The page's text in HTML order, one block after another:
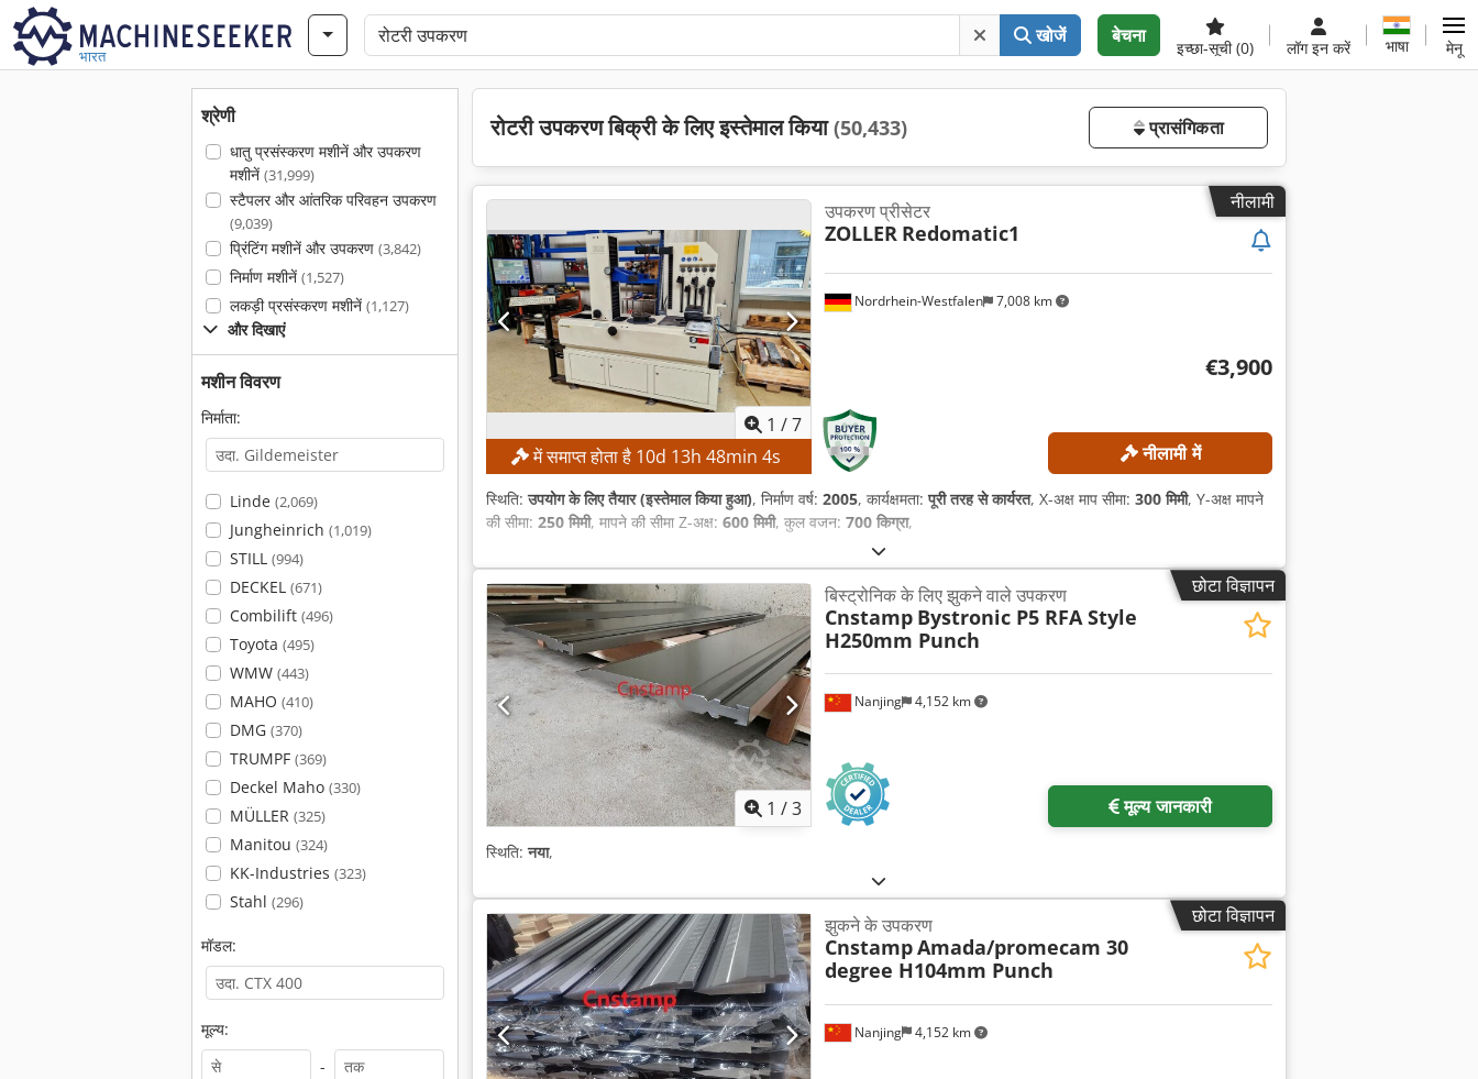
भारत
खोजें बेचना
इच्छा-सूची(0) लॉग इन करें भाषा मेनू
श्रेणी
धातु प्रसंस्करण मशीनें और उपकरण
मशीनें (31,999)
स्टैपलर और आंतरिक परिवहन उपकरण
(9,039)
प्रिंटिंग मशीनें और उपकरण (3,842)
निर्माण मशीनें (1,527)
लकड़ी प्रसंस्करण मशीनें (1,127)
और दिखाएं
मशीन विवरण
निर्माता:
Linde (2,069)
Jungheinrich (1,019)
STILL (994)
DECKEL (671)
Combilift (496)
Toyota (495)
WMW (443)
MAHO (410)
DMG (370)
TRUMPF (369)
Deckel Maho (330)
MÜLLER (325)
Manitou (324)
KK-Industries (323)
Stahl (296)
मॉडल:
मूल्य:
-
रोटरी उपकरण बिक्री के लिए इस्तेमाल किया(50,433) प्रासंगिकता
नीलामी
1 /7
में समाप्त होता है 10d 13h48min3s
Nordrhein-Westfalen 7,008 km
उपकरण प्रीसेटर
ZOLLER Redomatic1
€3,900
नीलामी में
स्थिति:उपयोग के लिए तैयार (इस्तेमाल किया हुआ), निर्माण वर्ष: 2005, कार्यक्षमता:पूरी तरह से कार्यरत, X-अक्ष माप सीमा: 300 मिमी, Y-अक्ष मापने
की सीमा: 250 मिमी, मापने की सीमा Z-अक्ष: 600 मिमी, कुल वजन: 700 किग्रा,
छोटा विज्ञापन
1 /3
Nanjing 4,152 km
बिस्ट्रोनिक के लिए झुकने वाले उपकरण
Cnstamp Bystronic P5 RFA Style
H250mm Punch
मूल्य जानकारी
स्थिति:नया,
छोटा विज्ञापन
Nanjing 4,152 km
झुकने के उपकरण
CnstampAmada/promecam 30
degree H104mm Punch